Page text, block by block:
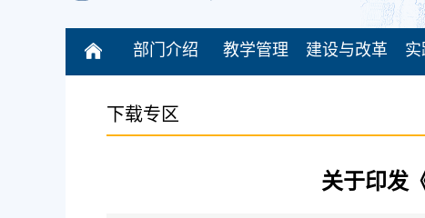
部门介绍 教学管理 建设与改革
下载专区
关于印发